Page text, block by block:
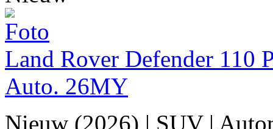
Land Rover Defender 110
Auto. 26MY
Nieuw (2026) | SUV|